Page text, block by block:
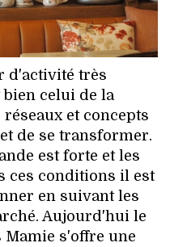
RUE
MARQUES
LOISIRS
d'activité très
celui de la
et concepts
de se transformer.
est forte et les
ces conditions il est
en suivant les
Aujourd'hui le
Mamie s'offre une